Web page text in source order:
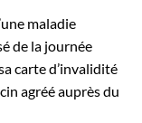
maladie
de la journée
carte d’invalidité
agréé auprès du